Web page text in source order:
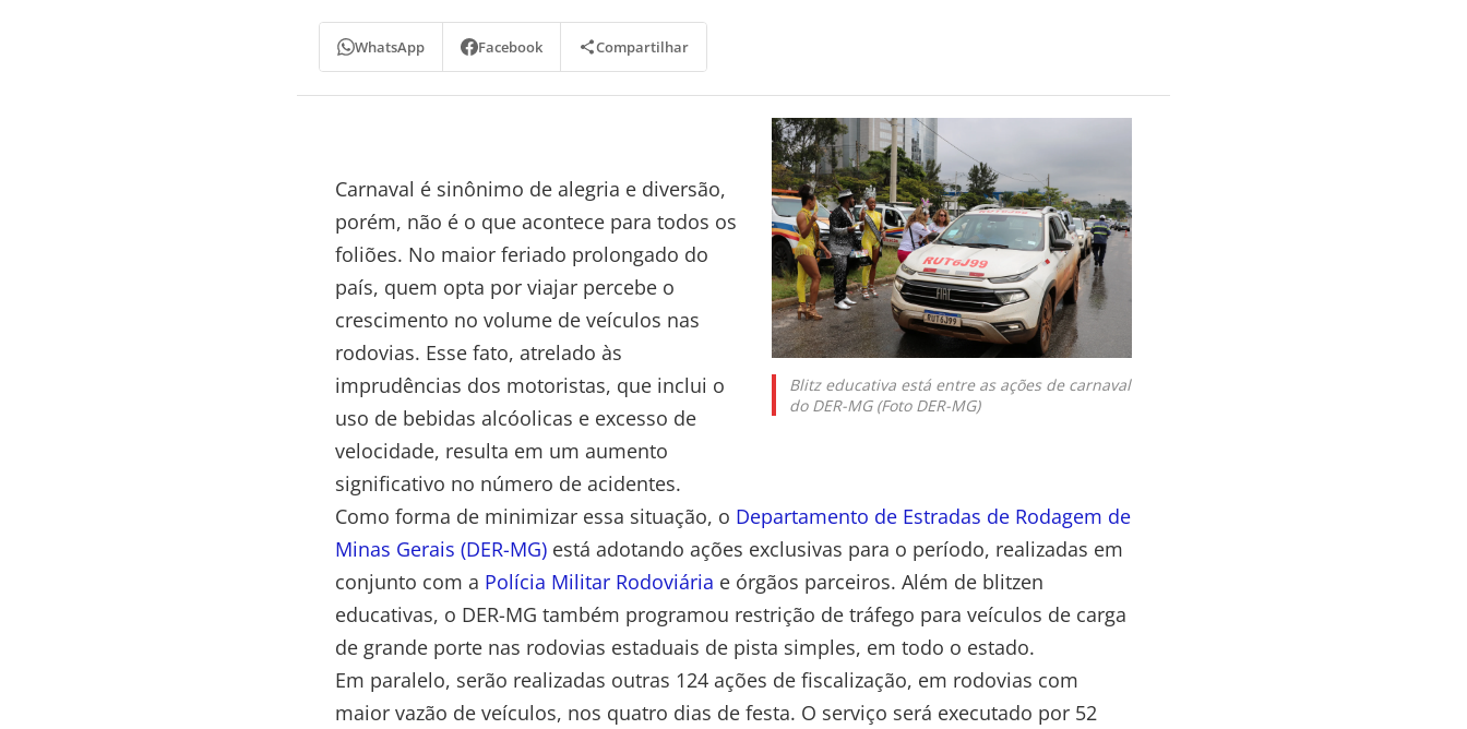
WhatsApp Facebook Compartilhar
Blitz educativa está entre as ações de carnaval
do DER-MG (Foto DER-MG)
Carnaval é sinônimo de alegria e diversão,
porém, não é o que acontece para todos os
foliões. No maior feriado prolongado do
país, quem opta por viajar percebe o
crescimento no volume de veículos nas
rodovias. Esse fato, atrelado às
imprudências dos motoristas, que inclui o
uso de bebidas alcóolicas e excesso de
velocidade, resulta em um aumento
significativo no número de acidentes.
Como forma de minimizar essa situação, o Departamento de Estradas de Rodagem de
Minas Gerais (DER-MG) está adotando ações exclusivas para o período, realizadas em
conjunto com a Polícia Militar Rodoviária e órgãos parceiros. Além de blitzen
educativas, o DER-MG também programou restrição de tráfego para veículos de carga
de grande porte nas rodovias estaduais de pista simples, em todo o estado.
Em paralelo, serão realizadas outras 124 ações de fiscalização, em rodovias com
maior vazão de veículos, nos quatro dias de festa. O serviço será executado por 52